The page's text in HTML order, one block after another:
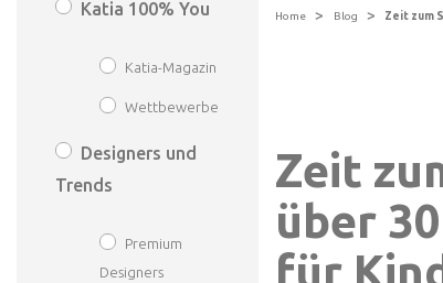
Katia 100% You
Katia-Magazin
Wettbewerbe
Designers und
Trends
Premium
Designers
Home > Blog > Zeit zum
Zeit
über
für